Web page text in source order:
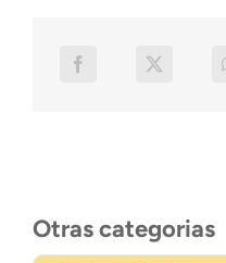
Otras categorias